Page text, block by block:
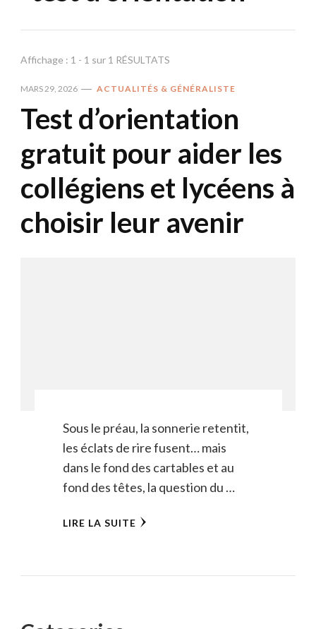
Affichage : 1 - 1 sur 1 RÉSULTATS
MARS 29, 2026 ACTUALITÉS & GÉNÉRALISTE
Test d’orientation
gratuit pour aider les
collégiens et lycéens à
choisir leur avenir
Sous le préau, la sonnerie retentit,
les éclats de rire fusent… mais
dans le fond des cartables et au
fond des têtes, la question du …
LIRE LA SUITE